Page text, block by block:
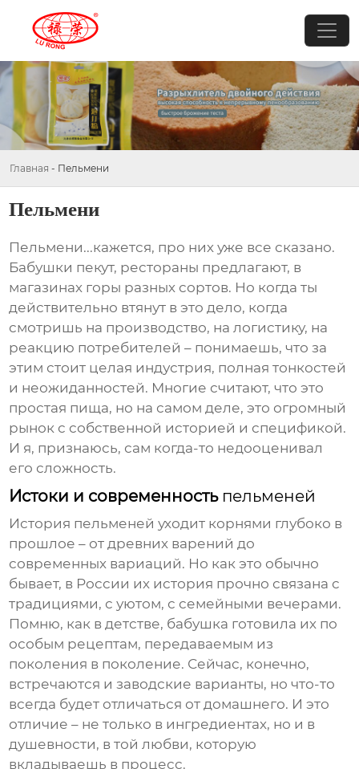
Главная - Пельмени
Пельмени
Пельмени...кажется, про них уже все сказано.
Бабушки пекут, рестораны предлагают, в
магазинах горы разных сортов. Но когда ты
действительно втянут в это дело, когда
смотришь на производство, на логистику, на
реакцию потребителей – понимаешь, что за
этим стоит целая индустрия, полная тонкостей
и неожиданностей. Многие считают, что это
простая пища, но на самом деле, это огромный
рынок с собственной историей и спецификой.
И я, признаюсь, сам когда-то недооценивал
его сложность.
Истоки и современность пельменей
История пельменей уходит корнями глубоко в
прошлое – от древних варений до
современных вариаций. Но как это обычно
бывает, в России их история прочно связана с
традициями, с уютом, с семейными вечерами.
Помню, как в детстве, бабушка готовила их по
особым рецептам, передаваемым из
поколения в поколение. Сейчас, конечно,
встречаются и заводские варианты, но что-то
всегда будет отличаться от домашнего. И это
отличие – не только в ингредиентах, но и в
душевности, в той любви, которую
вкладываешь в процесс.